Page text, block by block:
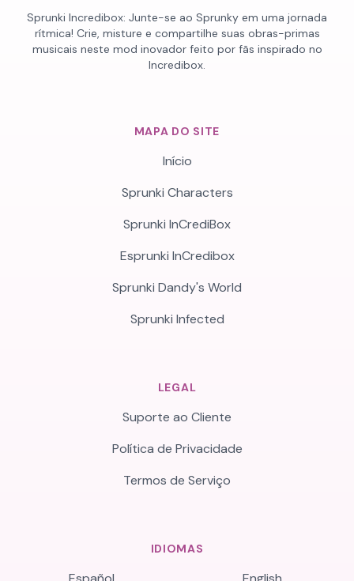
Sprunki Incredibox: Junte-se ao Sprunky em uma jornada
rítmica! Crie, misture e compartilhe suas obras-primas
musicais neste mod inovador feito por fãs inspirado no
Incredibox.
MAPA DO SITE
Início
Sprunki Characters
Sprunki InCrediBox
Esprunki InCredibox
Sprunki Dandy's World
Sprunki Infected
LEGAL
Suporte ao Cliente
Política de Privacidade
Termos de Serviço
IDIOMAS